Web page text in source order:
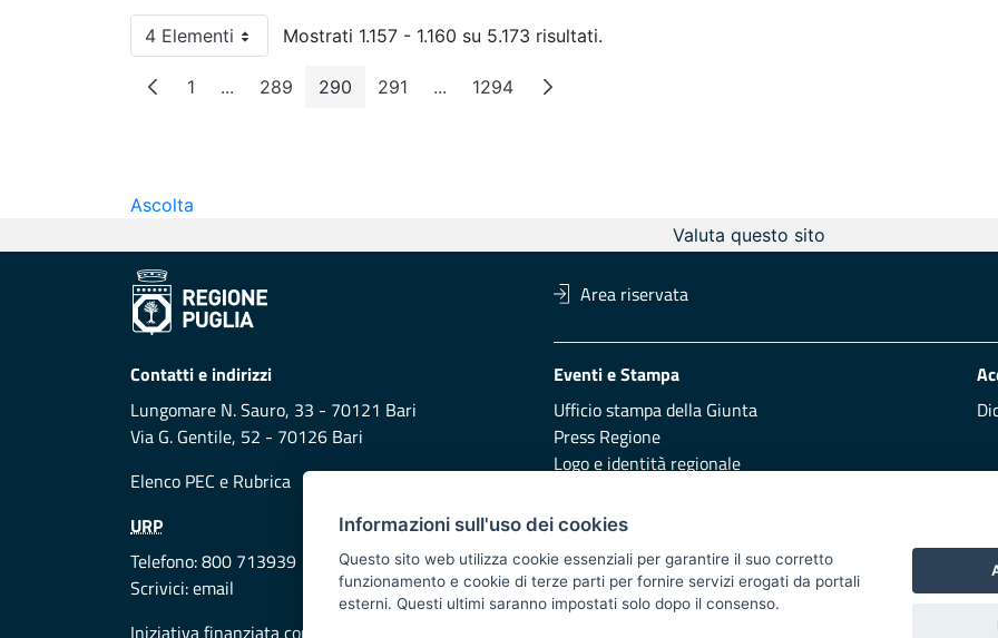
4 ElementiPer paginaMostrati 1.157 - 1.160 su 5.173 risultati.
Pagina
1 ...Pagine intermedie
Pagina
289 Pagina
290 Pagina
291 ...Pagine intermedie
Pagina
1294
Ascolta
Valuta questo sito
Area riservata
Contatti e indirizzi
Lungomare N. Sauro, 33 - 70121 Bari
Via G. Gentile, 52 - 70126 Bari
Elenco PEC e Rubrica
Eventi e Stampa
Ufficio stampa della Giunta
Press Regione
Logo e identità regionale
URP
Telefono: 800 713939
Scrivici:email
Redazione
Presentazione
Responsabili di pubblicazione
Iniziativa finanziata con risorse del POR Puglia 2014/2020 - Asse XI
Informazioni sull'uso dei cookies
Questo sito web utilizza cookie essenziali per garantire il suo corretto
funzionamento e cookie di terze parti per fornire servizi erogati da portali
esterni. Questi ultimi saranno impostati solo dopo il consenso.